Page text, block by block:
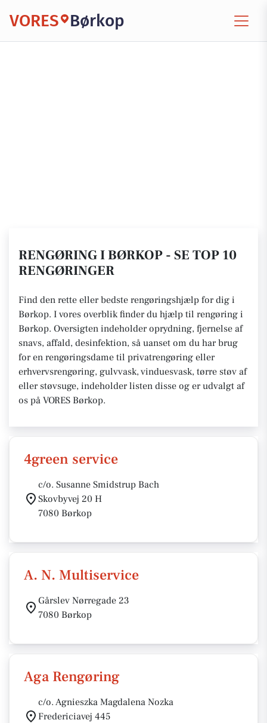
VORES Børkop
RENGØRING I BØRKOP - SE TOP 10
RENGØRINGER
Find den rette eller bedste rengøringshjælp for dig i
Børkop. I vores overblik finder du hjælp til rengøring i
Børkop. Oversigten indeholder oprydning, fjernelse af
snavs, affald, desinfektion, så uanset om du har brug
for en rengøringsdame til privatrengøring eller
erhvervsrengøring, gulvvask, vinduesvask, tørre støv af
eller støvsuge, indeholder listen disse og er udvalgt af
os på VORES Børkop.
4green service
c/o. Susanne Smidstrup Bach
Skovbyvej 20 H
7080 Børkop
A. N. Multiservice
Gårslev Nørregade 23
7080 Børkop
Aga Rengøring
c/o. Agnieszka Magdalena Nozka
Fredericiavej 445